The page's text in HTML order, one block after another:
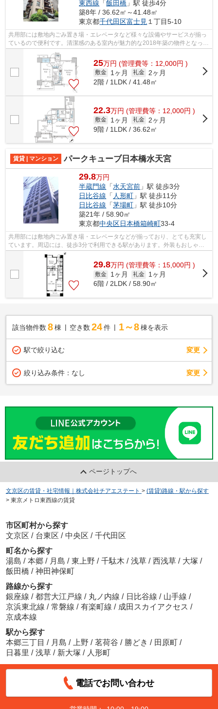
東西線 「飯田橋 」駅 徒歩4分
築8年 / 36.62㎡～41.48㎡
東京都千代田区富士見 １丁目5-10
共用部には敷地内ごみ置き場・エレベータなど様々な設備やサービスが揃っ
ているので便利です。清潔感のある室内が魅力的な2018年築の物件となって
おり、一押しです。好評の駅近物件と...
25万円 (管理費等：12,000円 )
敷金 1ヶ月 礼金
2ヶ月
2階 / 1LDK / 41.48㎡
22.3万円 (管理費等：12,000円 )
敷金 1ヶ月 礼金
2ヶ月
9階 / 1LDK / 36.62㎡
賃貸 | マンション パークキューブ日本橋水天宮
29.8万円
半蔵門線 「水天宮前 」駅 徒歩3分
日比谷線 「 人形町 」駅 徒歩11分
日比谷線 「茅場町 」駅 徒歩10分
築21年 / 58.90㎡
東京都中央区日本橋箱崎町33-4
共用部には敷地内ごみ置き場・エレベータなどが揃っており、とても充実し
ています。周辺には、徒歩3分で利用できる駅があります。外装もおしゃれ
で快適な生活をおくることができるマン...
29.8万円 (管理費等：15,000円 )
敷金 1ヶ月 礼金
1ヶ月
6階 / 2LDK / 58.90㎡
該当物件数 8棟 空き数 24 件 1～8 棟を表示
駅で絞り込む 変更
絞り込み条件： なし 変更
ページトップへ
文京区の賃貸・社宅情報｜株式会社チアエステート > (賃貸)路線・駅から探す
> 東京メトロ東西線の賃貸
市区町村から探す
文京区 / 台東区 / 中央区 / 千代田区
町名から探す
湯島 / 本郷 / 月島 / 東上野 / 千駄木 / 浅草 / 西浅草 / 大塚 /
飯田橋 / 神田神保町
路線から探す
銀座線 / 都営大江戸線 / 丸ノ内線 / 日比谷線 / 山手線 /
京浜東北線 / 常磐線 / 有楽町線 / 成田スカイアクセス /
京成本線
駅から探す
本郷三丁目 / 月島 / 上野 / 茗荷谷 / 勝どき / 田原町 /
日暮里 / 浅草 / 新大塚 / 人形町
電話でお問い合わせ